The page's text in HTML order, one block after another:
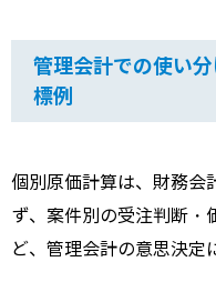
管理会計での使い
標例
個別原価計算は、財務会
ず、案件別の受注判断・
ど、管理会計の意思決定